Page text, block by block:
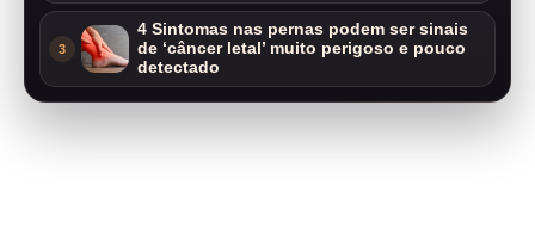
3
4 Sintomas nas pernas podem ser sinais
de ‘câncer letal’ muito perigoso e pouco
detectado